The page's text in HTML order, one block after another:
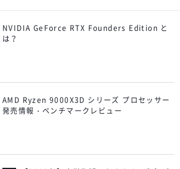
NVIDIA GeForce RTX Founders Edition と
は？
AMD Ryzen 9000X3D シリーズ プロセッサー
発売情報・ベンチマークレビュー